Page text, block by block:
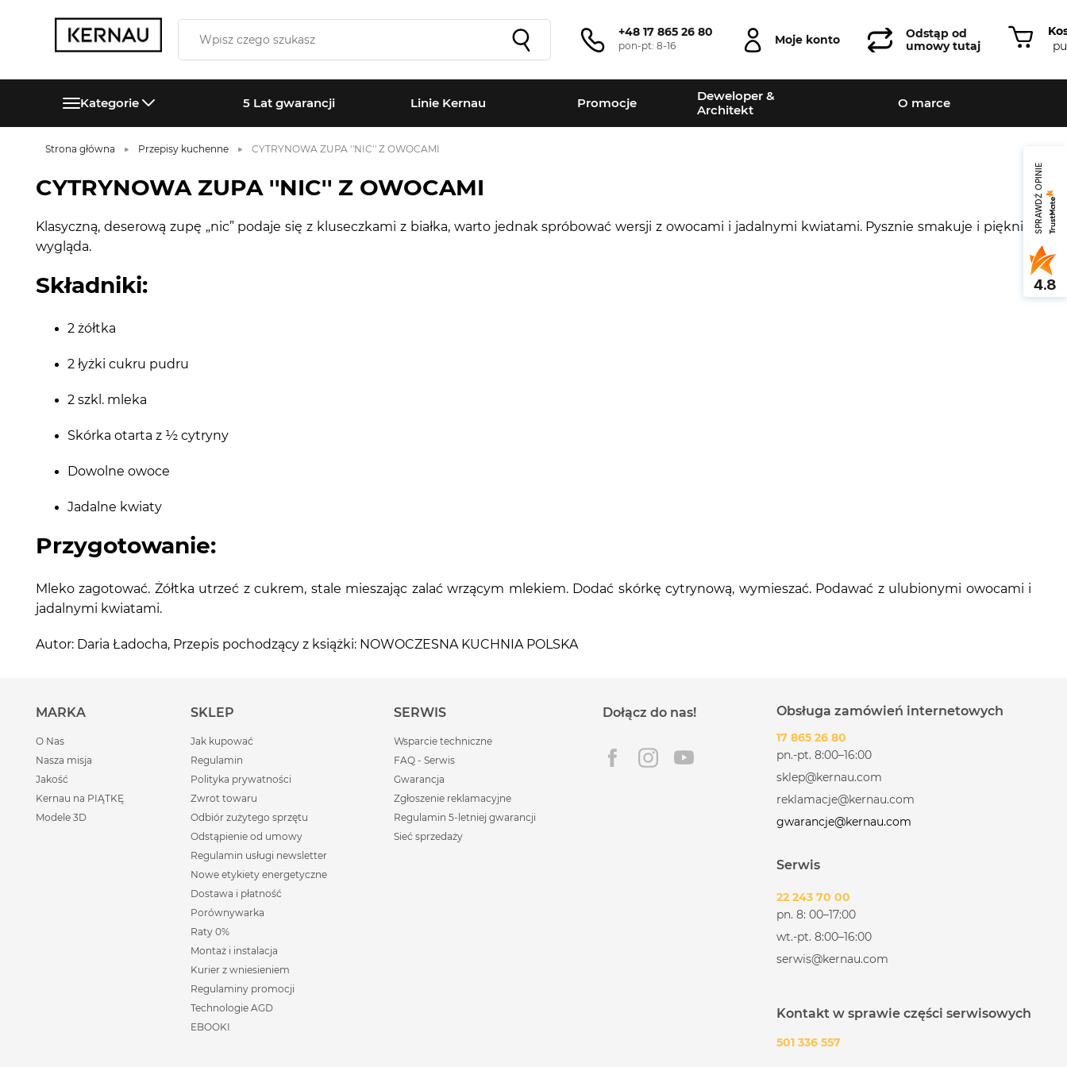
+48 17 865 26 80
pon-pt: 8-16 Moje konto
Odstąp od
umowy tutaj
Kategorie 5 Lat gwarancji Linie Kernau Promocje
Deweloper &
Architekt
O marce
Strona główna Przepisy kuchenne CYTRYNOWA ZUPA ''NIC'' Z OWOCAMI
CYTRYNOWA ZUPA ''NIC'' Z OWOCAMI
Klasyczną, deserową zupę „nic” podaje się z kluseczkami z białka, warto jednak spróbować wersji z owocami i jadalnymi kwiatami. Pysznie smakuje i pięknie
wygląda.
Składniki:
2 żółtka
2 łyżki cukru pudru
2 szkl. mleka
Skórka otarta z ½ cytryny
Dowolne owoce
Jadalne kwiaty
Przygotowanie:
Mleko zagotować. Żółtka utrzeć z cukrem, stale mieszając zalać wrzącym mlekiem. Dodać skórkę cytrynową, wymieszać. Podawać z ulubionymi owocami i
jadalnymi kwiatami.
Autor: Daria Ładocha, Przepis pochodzący z książki: NOWOCZESNA KUCHNIA POLSKA
MARKA
O Nas
Nasza misja
Jakość
Kernau na PIĄTKĘ
Modele 3D
SKLEP
Jak kupować
Regulamin
Polityka prywatności
Zwrot towaru
Odbiór zużytego sprzętu
Odstąpienie od umowy
Regulamin usługi newsletter
Nowe etykiety energetyczne
Dostawa i płatność
Porównywarka
Raty 0%
Montaż i instalacja
Kurier z wniesieniem
Regulaminy promocji
Technologie AGD
EBOOKI
SERWIS
Wsparcie techniczne
FAQ - Serwis
Gwarancja
Zgłoszenie reklamacyjne
Regulamin 5-letniej gwarancji
Sieć sprzedaży
Dołącz do nas! Obsługa zamówień internetowych
17 865 26 80
pn.-pt. 8:00–16:00
sklep@kernau.com
reklamacje@kernau.com
gwarancje@kernau.com
Serwis
22 243 70 00
pn. 8: 00–17:00
wt.-pt. 8:00–16:00
serwis@kernau.com
Kontakt w sprawie części serwisowych
501 336 557
SPRAWDŹ OPINIE
4.8